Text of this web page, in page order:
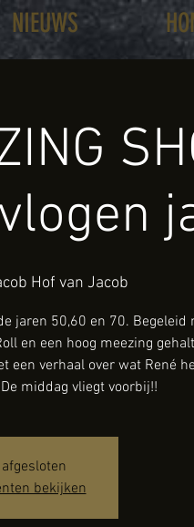
NIEUWS
Hof van Jacob
jaren 50,60 en 70. Begeleid
en een hoog meezing
een verhaal over wat René
middag vliegt voorbij!!
bekijken